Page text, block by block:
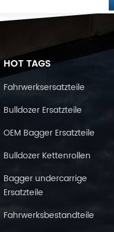
HOT TAGS
Fahrwerksersatzteile
Bulldozer Ersatzteile
OEM Bagger Ersatzteile
Bulldozer Kettenrollen
Bagger undercarrige
Ersatzteile
Fahrwerksbestandteile